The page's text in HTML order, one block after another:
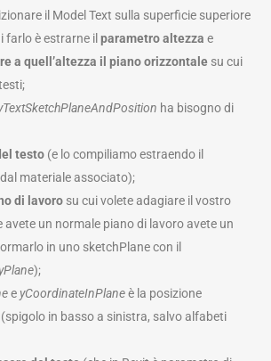
il Model Text sulla superficie superiore
farlo è estrarne il parametro altezza e
a quell’altezza il piano orizzontale su cui
ha bisogno di
testo (e lo compiliamo estraendo il
dal materiale associato);
di lavoro su cui volete adagiare il vostro
un normale piano di lavoro avete un
in uno sketchPlane con il
);
eyCoordinateInPlaneè la posizione
(spigolo in basso a sinistra, salvo alfabeti